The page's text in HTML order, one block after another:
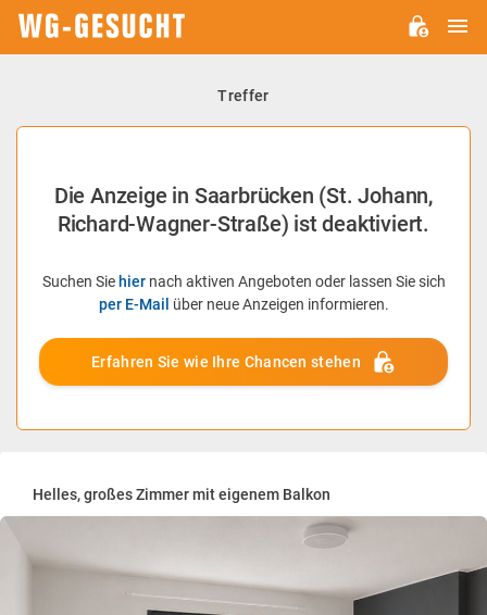
Treffer
Die Anzeige in Saarbrücken (St. Johann,
Richard-Wagner-Straße) ist deaktiviert.
Suchen Sie hiernach aktiven Angeboten oder lassen Sie sich
per E-Mail über neue Anzeigen informieren.
Erfahren Sie wie Ihre Chancen stehen
Helles, großes Zimmer mit eigenem Balkon